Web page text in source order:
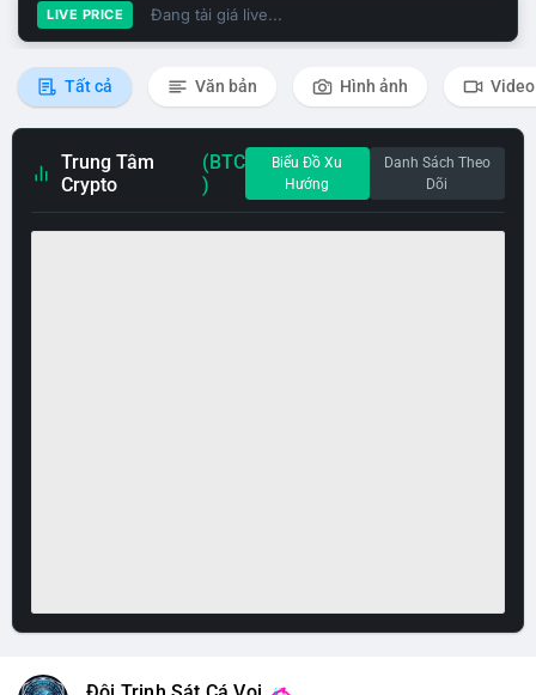
LIVE PRICE Đang tải giá live...
Tất cả Văn bản Hình ảnh Video
Trung Tâm
Crypto
(BTC
)
Biểu Đồ Xu
Hướng
Danh Sách Theo
Dõi